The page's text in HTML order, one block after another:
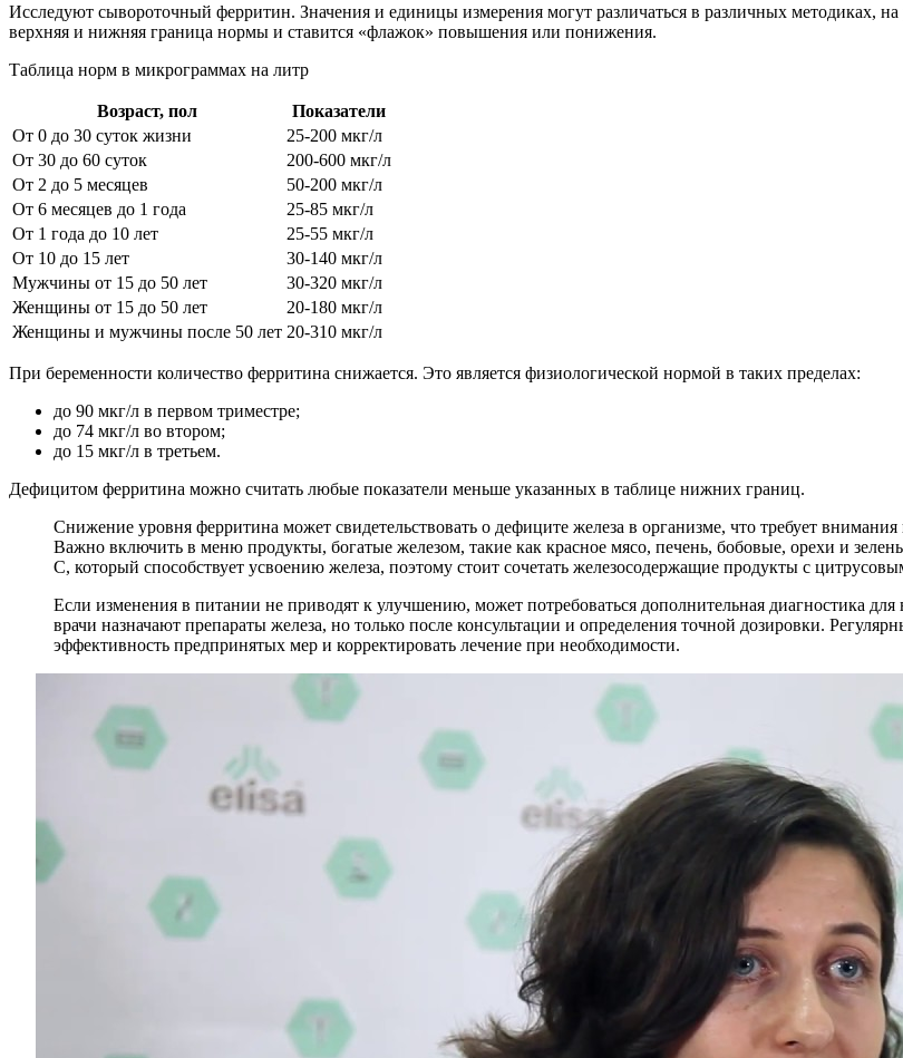
Исследуют сывороточный ферритин. Значения и единицы измерения могут различаться в различных методиках, на
верхняя и нижняя граница нормы и ставится «флажок» повышения или понижения.
Таблица норм в микрограммах на литр
Возраст, пол
Показатели
От 0 до 30 суток жизни
25-200 мкг/л
От 30 до 60 суток
200-600 мкг/л
От 2 до 5 месяцев
50-200 мкг/л
От 6 месяцев до 1 года
25-85 мкг/л
От 1 года до 10 лет
25-55 мкг/л
От 10 до 15 лет
30-140 мкг/л
Мужчины от 15 до 50 лет
30-320 мкг/л
Женщины от 15 до 50 лет
20-180 мкг/л
Женщины и мужчины после 50 лет 20-310 мкг/л
При беременности количество ферритина снижается. Это является физиологической нормой в таких пределах:
до 90 мкг/л в первом триместре;
до 74 мкг/л во втором;
до 15 мкг/л в третьем.
Дефицитом ферритина можно считать любые показатели меньше указанных в таблице нижних границ.
Снижение уровня ферритина может свидетельствовать о дефиците железа в организме, что требует
Важно включить в меню продукты, богатые железом, такие как красное мясо, печень, бобовые, орехи и
C, который способствует усвоению железа, поэтому стоит сочетать железосодержащие продукты с
Если изменения в питании не приводят к улучшению, может потребоваться дополнительная диагностика
врачи назначают препараты железа, но только после консультации и определения точной дозировки.
эффективность предпринятых мер и корректировать лечение при необходимости.